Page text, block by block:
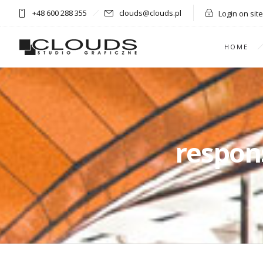
+48 600 288 355 clouds@clouds.pl Login on site
HOME